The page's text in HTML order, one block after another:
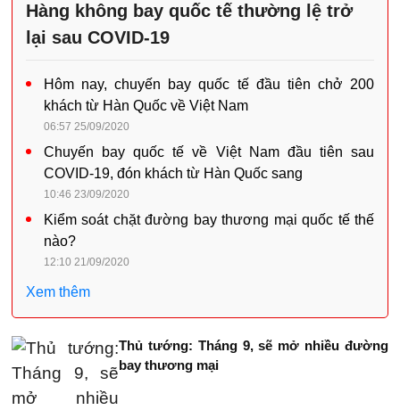
Hàng không bay quốc tế thường lệ trở
lại sau COVID-19
Hôm nay, chuyến bay quốc tế đầu tiên chở 200
khách từ Hàn Quốc về Việt Nam
06:57 25/09/2020
Chuyến bay quốc tế về Việt Nam đầu tiên sau
COVID-19, đón khách từ Hàn Quốc sang
10:46 23/09/2020
Kiểm soát chặt đường bay thương mại quốc tế thế
nào?
12:10 21/09/2020
Xem thêm
Thủ tướng: Tháng 9, sẽ mở nhiều đường
bay thương mại